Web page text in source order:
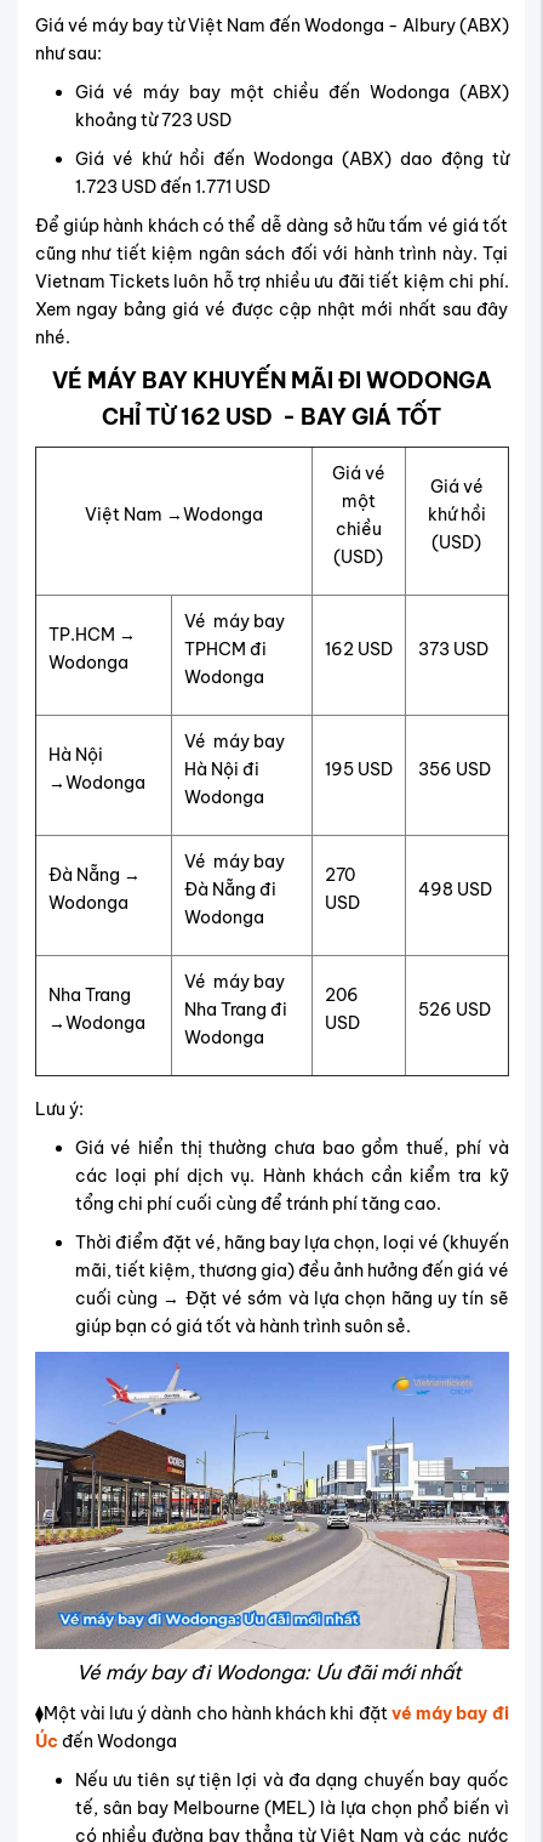
Giá vé máy bay từ Việt Nam đến Wodonga - Albury (ABX)
như sau:
Giá vé máy bay một chiều đến Wodonga (ABX)
khoảng từ 723 USD
Giá vé khứ hồi đến Wodonga (ABX) dao động từ
1.723 USD đến 1.771 USD
Để giúp hành khách có thể dễ dàng sở hữu tấm vé giá tốt
cũng như tiết kiệm ngân sách đối với hành trình này. Tại
Vietnam Tickets luôn hỗ trợ nhiều ưu đãi tiết kiệm chi phí.
Xem ngay bảng giá vé được cập nhật mới nhất sau đây
nhé.
VÉ MÁY BAY KHUYẾN MÃI ĐI WODONGA
CHỈ TỪ 162 USD - BAY GIÁ TỐT
Việt Nam →Wodonga
Giá vé
một
chiều
(USD)
Giá vé
khứ hồi
(USD)
TP.HCM →
Wodonga
Vé máy bay
TPHCM đi
Wodonga
162 USD 373 USD
Hà Nội
→Wodonga
Vé máy bay
Hà Nội đi
Wodonga
195 USD 356 USD
Đà Nẵng →
Wodonga
Vé máy bay
Đà Nẵng đi
Wodonga
270
USD
498 USD
Nha Trang
→Wodonga
Vé máy bay
Nha Trang đi
Wodonga
206
USD
526 USD
Lưu ý:
Giá vé hiển thị thường chưa bao gồm thuế, phí và
các loại phí dịch vụ. Hành khách cần kiểm tra kỹ
tổng chi phí cuối cùng để tránh phí tăng cao.
Thời điểm đặt vé, hãng bay lựa chọn, loại vé (khuyến
mãi, tiết kiệm, thương gia) đều ảnh hưởng đến giá vé
cuối cùng → Đặt vé sớm và lựa chọn hãng uy tín sẽ
giúp bạn có giá tốt và hành trình suôn sẻ.
Vé máy bay đi Wodonga: Ưu đãi mới nhất
⧫Một vài lưu ý dành cho hành khách khi đặt vé máy bay đi
Úc đến Wodonga
Nếu ưu tiên sự tiện lợi và đa dạng chuyến bay quốc
tế, sân bay Melbourne (MEL) là lựa chọn phổ biến vì
có nhiều đường bay thẳng từ Việt Nam và các nước